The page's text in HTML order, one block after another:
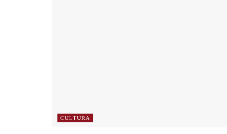
CULTURA